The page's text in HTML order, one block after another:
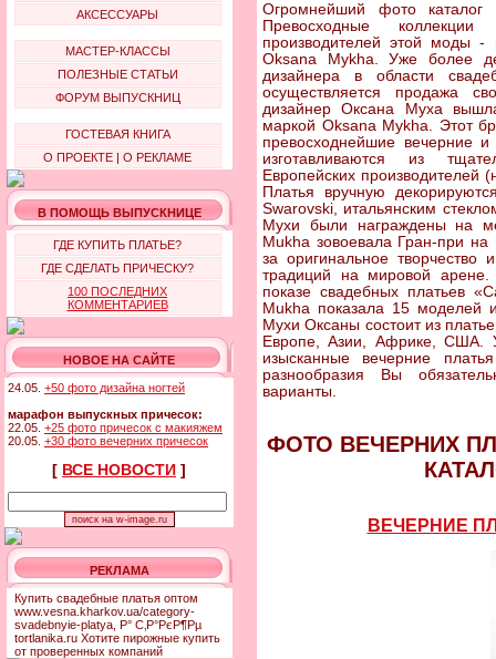
АКСЕССУАРЫ
МАСТЕР-КЛАССЫ
ПОЛЕЗНЫЕ СТАТЬИ
ФОРУМ ВЫПУСКНИЦ
ГОСТЕВАЯ КНИГА
О ПРОЕКТЕ | О РЕКЛАМЕ
В ПОМОЩЬ ВЫПУСКНИЦЕ
ГДЕ КУПИТЬ ПЛАТЬЕ?
ГДЕ СДЕЛАТЬ ПРИЧЕСКУ?
100 ПОСЛЕДНИХ
КОММЕНТАРИЕВ
НОВОЕ НА САЙТЕ
24.05. +50 фото дизайна ногтей
марафон выпускных причесок:
22.05. +25 фото причесок с макияжем
20.05. +30 фото вечерних причесок
[ ВСЕ НОВОСТИ ]
РЕКЛАМА
Купить свадебные платья оптом
www.vesna.kharkov.ua/category-
svadebnyie-platya, Р° С‚Р°РєР¶Рµ
tortlanika.ru Хотите пирожные купить
от проверенных компаний
Огромнейший фото
Превосходные
производителей этой моды -
Oksana Mykha. Уже более
дизайнера в области
осуществляется продажа
дизайнер Оксана Муха
маркой Oksana Mykha. Этот
превосходнейшие вечерние
изготавливаются из
Европейских производителей
Платья вручную
Swarovski, итальянским
Мухи были награждены на
Mukha зовоевала Гран-при
за оригинальное творчество
традиций на мировой арене.
показе свадебных платьев
Mukha показала 15 моделей
Мухи Оксаны состоит из
Европе, Азии, Африке, США.
изысканные вечерние
разнообразия Вы
варианты.
ФОТО ВЕЧЕРНИХ
ВЕЧЕРНИЕ